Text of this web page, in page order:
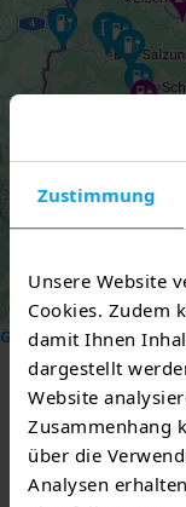
Zustimmung
Unsere Website
Cookies. Zudem
damit Ihnen
dargestellt
Website
Zusammenhang
über die
Analysen
Grenzlinien-Daten ©
Kontakt